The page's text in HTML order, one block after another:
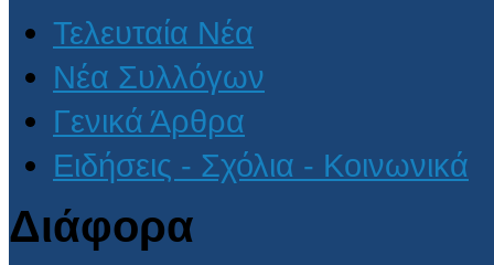
Τελευταία Νέα
Νέα Συλλόγων
Γενικά Άρθρα
Ειδήσεις - Σχόλια - Κοινωνικά
Διάφορα